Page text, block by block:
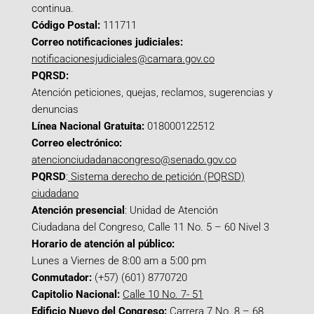
continua.
Código Postal: 111711
Correo notificaciones judiciales:
notificacionesjudiciales@camara.gov.co
PQRSD:
Atención peticiones, quejas, reclamos, sugerencias y
denuncias
Línea Nacional Gratuita: 018000122512
Correo electrónico:
atencionciudadanacongreso@senado.gov.co
PQRSD: Sistema derecho de petición (PQRSD)
ciudadano
Atención presencial : Unidad de Atención
Ciudadana del Congreso, Calle 11 No. 5 – 60 Nivel 3
Horario de atención al público:
Lunes a Viernes de 8:00 am a 5:00 pm
Conmutador: (+57) (601) 8770720
Capitolio Nacional: Calle 10 No. 7- 51
Edificio Nuevo del Congreso: Carrera 7 No. 8 – 68